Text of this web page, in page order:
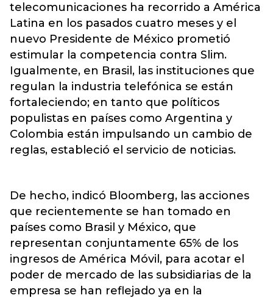
telecomunicaciones ha recorrido a América
Latina en los pasados cuatro meses y el
nuevo Presidente de México prometió
estimular la competencia contra Slim.
Igualmente, en Brasil, las instituciones que
regulan la industria telefónica se están
fortaleciendo; en tanto que políticos
populistas en países como Argentina y
Colombia están impulsando un cambio de
reglas, estableció el servicio de noticias.
De hecho, indicó Bloomberg, las acciones
que recientemente se han tomado en
países como Brasil y México, que
representan conjuntamente 65% de los
ingresos de América Móvil, para acotar el
poder de mercado de las subsidiarias de la
empresa se han reflejado ya en la